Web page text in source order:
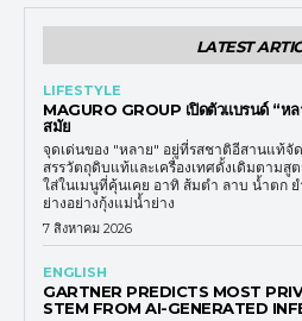
LATEST
LIFESTYLE
MAGURO GROUP เปิดตัวแบรนด์ “ห
สมัย
จุดเด่นของ "หลาย" อยู่ที่รสชาติอีสานแท้จั
สรรวัตถุดิบแท้และเครื่องเทศดั้งเดิมตาม
ใส่ในเมนูที่คุ้นเคย อาทิ ส้มตำ ลาบ น้ำตก
ย่างอย่างกุ้งแม่น้ำย่าง
7 สิงหาคม 2026
ENGLISH
GARTNER PREDICTS MOST
STEM FROM AI-GENERATED